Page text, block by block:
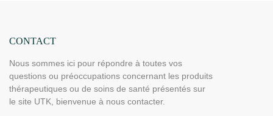
CONTACT
Nous sommes ici pour répondre à toutes vos
questions ou préoccupations concernant les produits
thérapeutiques ou de soins de santé présentés sur
le site UTK, bienvenue à nous contacter.